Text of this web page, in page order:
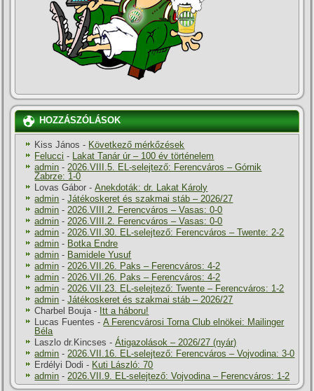
HOZZÁSZÓLÁSOK
Kiss János - Következő mérkőzések
Felucci - Lakat Tanár úr – 100 év történelem
admin -2026.VIII.5. EL-selejtező: Ferencváros – Górnik
Zabrze: 1-0
Lovas Gábor -Anekdoták: dr. Lakat Károly
admin -Játékoskeret és szakmai stáb – 2026/27
admin -2026.VIII.2. Ferencváros – Vasas: 0-0
admin -2026.VIII.2. Ferencváros – Vasas: 0-0
admin -2026.VII.30. EL-selejtező: Ferencváros – Twente: 2-2
admin - Botka Endre
admin - Bamidele Yusuf
admin -2026.VII.26. Paks – Ferencváros: 4-2
admin -2026.VII.26. Paks – Ferencváros: 4-2
admin -2026.VII.23. EL-selejtező: Twente – Ferencváros: 1-2
admin -Játékoskeret és szakmai stáb – 2026/27
Charbel Bouja- Itt a háboru!
Lucas Fuentes -A Ferencvárosi Torna Club elnökei: Mailinger
Béla
Laszlo dr.Kincses -Átigazolások – 2026/27 (nyár)
admin -2026.VII.16. EL-selejtező: Ferencváros – Vojvodina: 3-0
Erdélyi Dodi - Kuti László: 70
admin -2026.VII.9. EL-selejtező: Vojvodina – Ferencváros: 1-2